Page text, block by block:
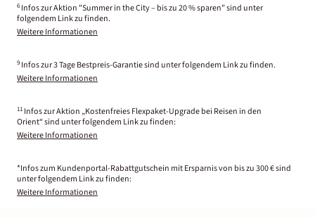
6 Infos zur Aktion "Summer in the City – bis zu 20 % sparen" sind unter
folgendem Link zu finden.
Weitere Informationen
9 Infos zur 3 Tage Bestpreis-Garantie sind unter folgendem Link zu finden.
Weitere Informationen
11 Infos zur Aktion „Kostenfreies Flexpaket-Upgrade bei Reisen in den
Orient“ sind unter folgendem Link zu finden:
Weitere Informationen
*Infos zum Kundenportal-Rabattgutschein mit Ersparnis von bis zu 300 € sind
unter folgendem Link zu finden:
Weitere Informationen